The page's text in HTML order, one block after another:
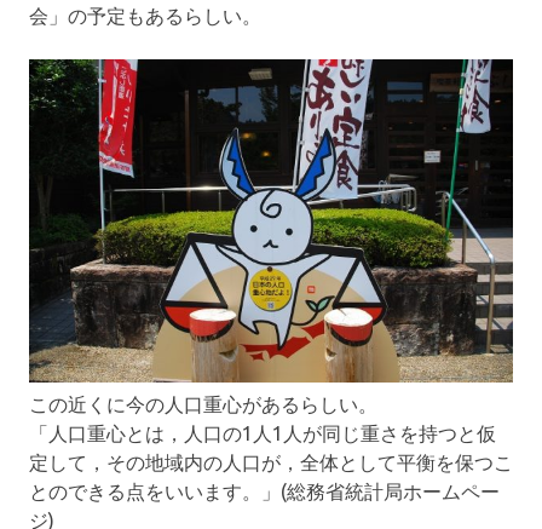
会」の予定もあるらしい。
この近くに今の人口重心があるらしい。
「人口重心とは，人口の1人1人が同じ重さを持つと仮
定して，その地域内の人口が，全体として平衡を保つこ
とのできる点をいいます。」(総務省統計局ホームペー
ジ)